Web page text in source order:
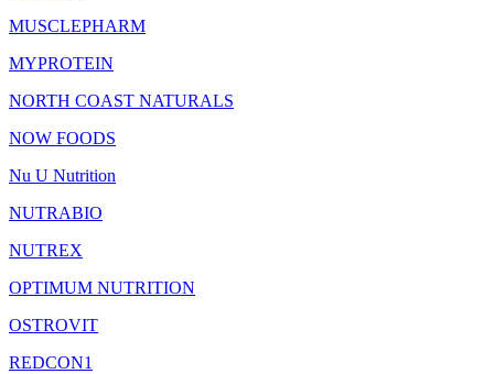
MUSCLEPHARM
MYPROTEIN
NORTH COAST NATURALS
NOW FOODS
Nu U Nutrition
NUTRABIO
NUTREX
OPTIMUM NUTRITION
OSTROVIT
REDCON1